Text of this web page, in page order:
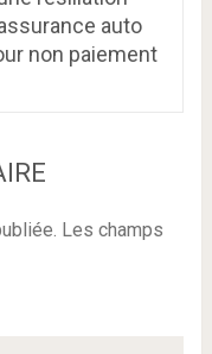
auto
non paiement
Les champs